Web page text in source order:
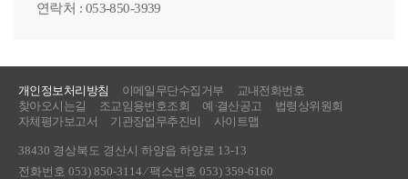
연락처 : 053-850-3939
개인정보처리방침 이메일무단수집거부
교내전화번호
찾아오시는길
조교임용번호조회 예·결산공고
법령상위원회
자체평가보고서
기관장업무추진비 사이트맵
38430 경상북도 경산시 하양읍 하양로 13-13
전화번호 053) 850-3114 ⁄ 팩스번호 053) 359-6160